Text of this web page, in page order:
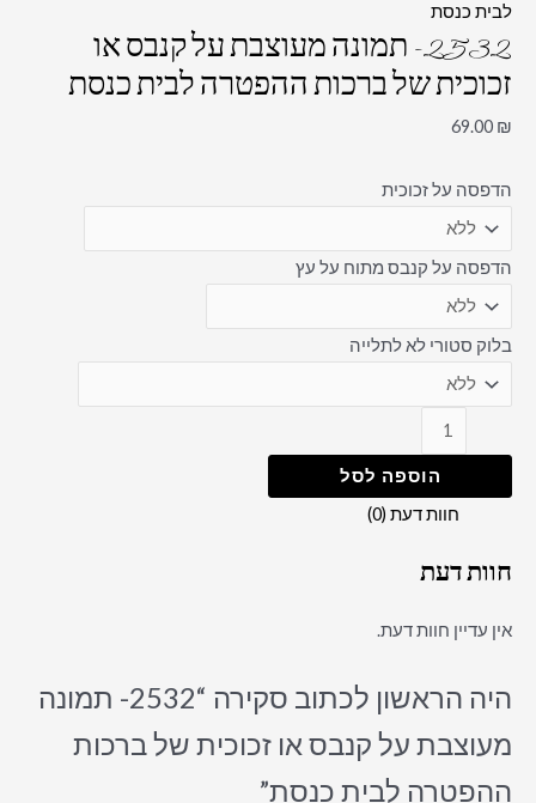
2532- תמונה מעוצבת על קנבס או
זכוכית של ברכות ההפטרה לבית כנסת
69.00 ₪
הדפסה על זכוכית
הדפסה על קנבס מתוח על עץ
בלוק סטורי לא לתלייה
הוספה לסל
חוות דעת (0)
חוות דעת
אין עדיין חוות דעת.
היה הראשון לכתוב סקירה “2532- תמונה
מעוצבת על קנבס או זכוכית של ברכות
ההפטרה לבית כנסת”